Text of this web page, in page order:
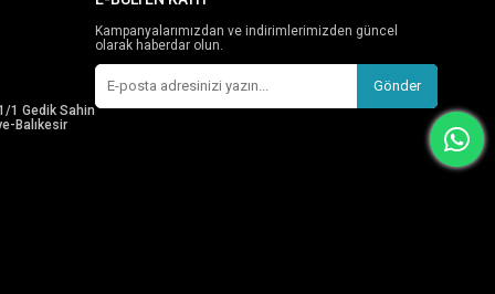
1 Gedik Sahin
Balıkesir
Kampanyalarımızdan ve indirimlerimizden güncel
olarak haberdar olun.
Gönder